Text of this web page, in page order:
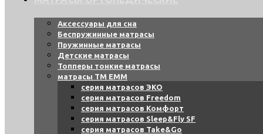
Аксессуары для сна
Беспружинные матрасы
Пружинные матрасы
Детские матрасы
Топперы тонкие матрасы
матрасы ТМ ЕММ
серия матрасов ЭКО
серия матрасов Freedom
серия матрасов Комфорт
серия матрасов Sleep&Fly SF
серия матрасов Take&Go